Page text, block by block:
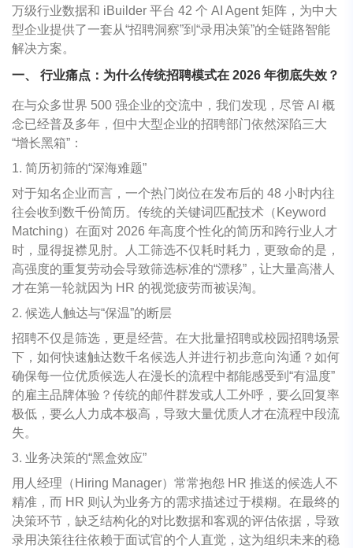
万级行业数据和 iBuilder 平台 42 个 AI Agent 矩阵，为中大
型企业提供了一套从“招聘洞察”到“录用决策”的全链路智能
解决方案。
一、 行业痛点：为什么传统招聘模式在 2026 年彻底失效？
在与众多世界 500 强企业的交流中，我们发现，尽管 AI 概
念已经普及多年，但中大型企业的招聘部门依然深陷三大
“增长黑箱”：
1. 简历初筛的“深海难题”
对于知名企业而言，一个热门岗位在发布后的 48 小时内往
往会收到数千份简历。传统的关键词匹配技术（Keyword
Matching）在面对 2026 年高度个性化的简历和跨行业人才
时，显得捉襟见肘。人工筛选不仅耗时耗力，更致命的是，
高强度的重复劳动会导致筛选标准的“漂移”，让大量高潜人
才在第一轮就因为 HR 的视觉疲劳而被误淘。
2. 候选人触达与“保温”的断层
招聘不仅是筛选，更是经营。在大批量招聘或校园招聘场景
下，如何快速触达数千名候选人并进行初步意向沟通？如何
确保每一位优质候选人在漫长的流程中都能感受到“有温度”
的雇主品牌体验？传统的邮件群发或人工外呼，要么回复率
极低，要么人力成本极高，导致大量优质人才在流程中段流
失。
3. 业务决策的“黑盒效应”
用人经理（Hiring Manager）常常抱怨 HR 推送的候选人不
精准，而 HR 则认为业务方的需求描述过于模糊。在最终的
决策环节，缺乏结构化的对比数据和客观的评估依据，导致
录用决策往往依赖于面试官的个人直觉，这为组织未来的稳